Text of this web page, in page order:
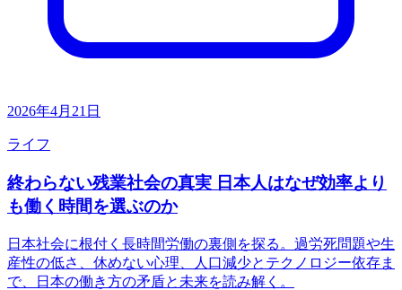
2026年4月21日
ライフ
終わらない残業社会の真実 日本人はなぜ効率より
も働く時間を選ぶのか
日本社会に根付く長時間労働の裏側を探る。過労死問題や生
産性の低さ、休めない心理、人口減少とテクノロジー依存ま
で、日本の働き方の矛盾と未来を読み解く。